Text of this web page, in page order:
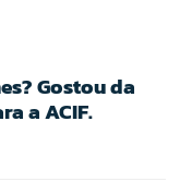
Gostou da
a ACIF.